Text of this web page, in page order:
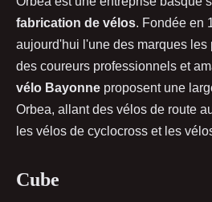
fabrication de vélos. Fondée en
aujourd'hui l'une des marques
des coureurs professionnels et
vélo Bayonne proposent une
Orbea, allant des vélos de route
les vélos de cyclocross et les
Cube